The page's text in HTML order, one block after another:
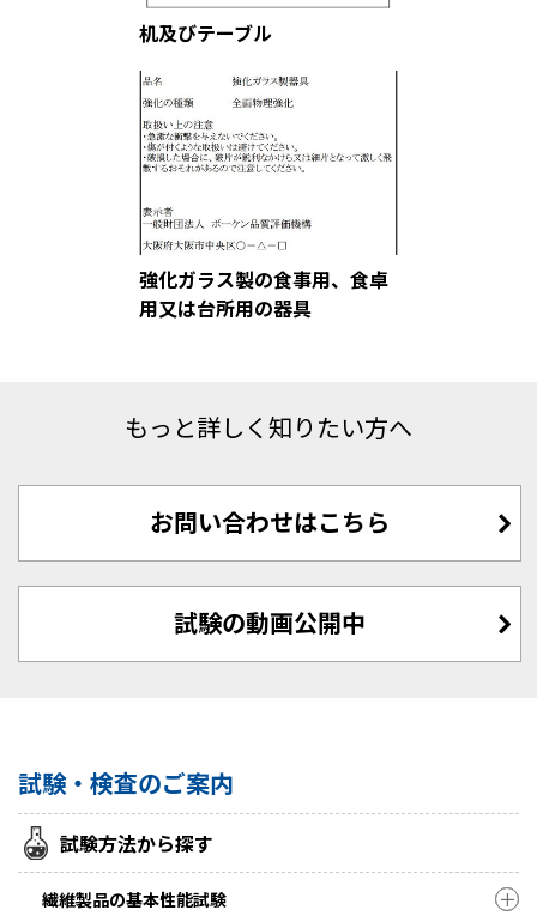
試験・検査のご案内
試験方法から探す
繊維製品の基本性能試験
机及びテーブル
強化ガラス製の食事用、食卓
用又は台所用の器具
もっと詳しく知りたい方へ
お問い合わせはこちら
試験の動画公開中